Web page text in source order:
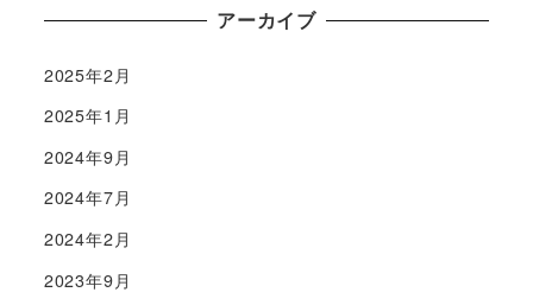
アーカイブ
2025年2月
2025年1月
2024年9月
2024年7月
2024年2月
2023年9月